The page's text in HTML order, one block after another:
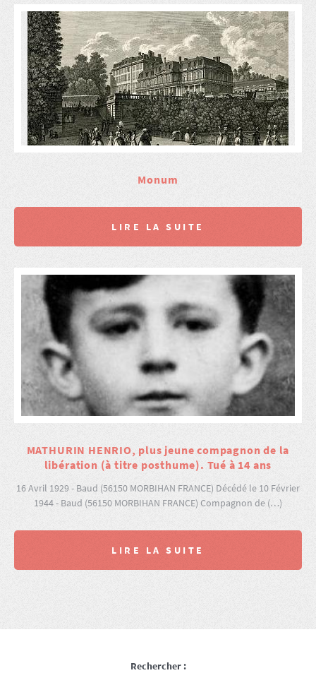
Monum
LIRE LA SUITE
MATHURIN HENRIO, plus jeune compagnon de la
libération (à titre posthume). Tué à 14 ans
16 Avril 1929 - Baud (56150 MORBIHAN FRANCE) Décédé le 10 Février
1944 - Baud (56150 MORBIHAN FRANCE) Compagnon de (…)
LIRE LA SUITE
Rechercher :